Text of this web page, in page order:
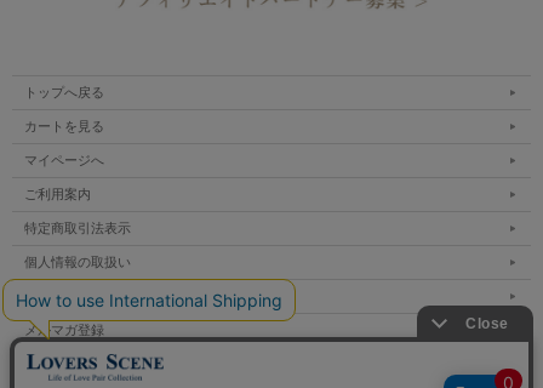
トップへ戻る
カートを見る
マイページへ
ご利用案内
特定商取引法表示
個人情報の取扱い
サイトマップ
メルマガ登録
お問い合わせ